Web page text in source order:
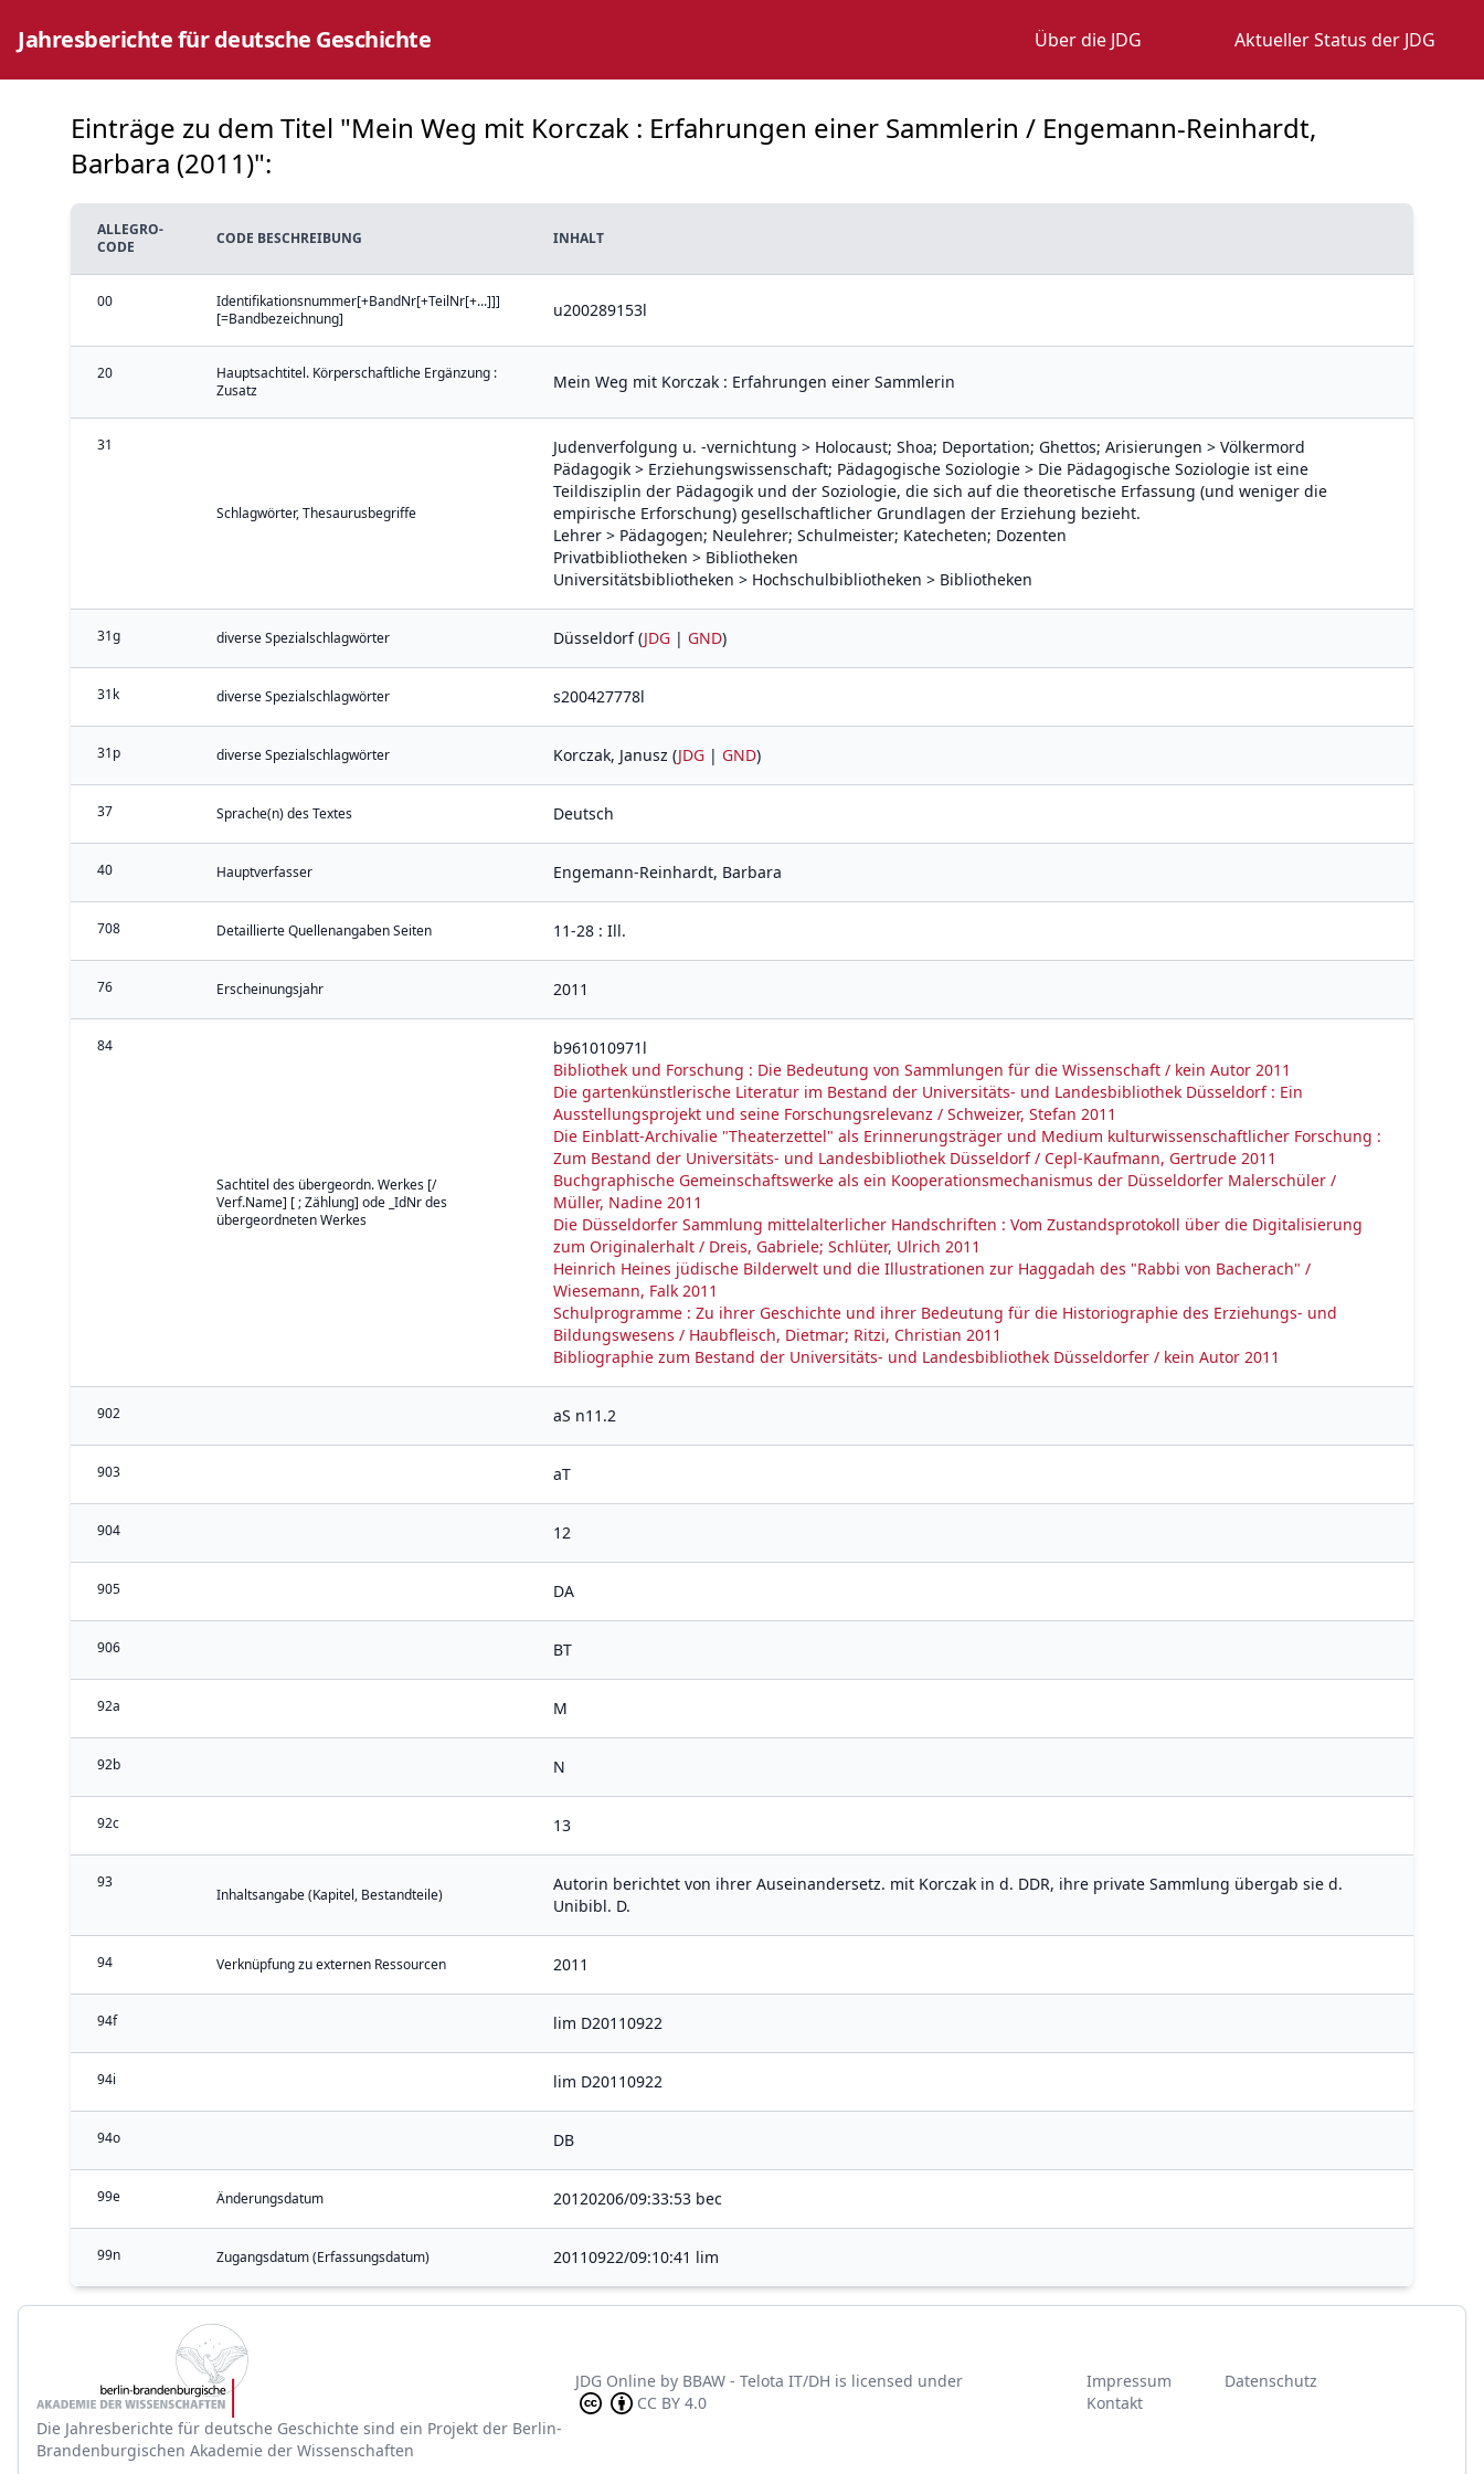
Jahresberichte für deutsche Geschichte Über die JDG Aktueller Status der JDG
Einträge zu dem Titel "Mein Weg mit Korczak : Erfahrungen einer Sammlerin / Engemann-Reinhardt,
Barbara (2011)":
ALLEGRO-
CODE
CODE BESCHREIBUNG INHALT
00
Identifikationsnummer[+BandNr[+TeilNr[+...]]]
[=Bandbezeichnung]
u200289153l
20
Hauptsachtitel. Körperschaftliche Ergänzung :
Zusatz
Mein Weg mit Korczak : Erfahrungen einer Sammlerin
31
Schlagwörter, Thesaurusbegriffe
Judenverfolgung u. -vernichtung > Holocaust; Shoa; Deportation; Ghettos; Arisierungen > Völkermord
Pädagogik > Erziehungswissenschaft; Pädagogische Soziologie > Die Pädagogische Soziologie ist eine
Teildisziplin der Pädagogik und der Soziologie, die sich auf die theoretische Erfassung (und weniger die
empirische Erforschung) gesellschaftlicher Grundlagen der Erziehung bezieht.
Lehrer > Pädagogen; Neulehrer; Schulmeister; Katecheten; Dozenten
Privatbibliotheken > Bibliotheken
Universitätsbibliotheken > Hochschulbibliotheken > Bibliotheken
31g diverse Spezialschlagwörter Düsseldorf (JDG | GND)
31k diverse Spezialschlagwörter s200427778l
31p diverse Spezialschlagwörter Korczak, Janusz (JDG | GND)
37 Sprache(n) des Textes Deutsch
40 Hauptverfasser Engemann-Reinhardt, Barbara
708 Detaillierte Quellenangaben Seiten 11-28 : Ill.
76 Erscheinungsjahr 2011
84
Sachtitel des übergeordn. Werkes [/
Verf.Name] [ ; Zählung] ode _IdNr des
übergeordneten Werkes
b961010971l
Bibliothek und Forschung : Die Bedeutung von Sammlungen für die Wissenschaft / kein Autor 2011
Die gartenkünstlerische Literatur im Bestand der Universitäts- und Landesbibliothek Düsseldorf : Ein
Ausstellungsprojekt und seine Forschungsrelevanz / Schweizer, Stefan 2011
Die Einblatt-Archivalie "Theaterzettel" als Erinnerungsträger und Medium kulturwissenschaftlicher Forschung :
Zum Bestand der Universitäts- und Landesbibliothek Düsseldorf / Cepl-Kaufmann, Gertrude 2011
Buchgraphische Gemeinschaftswerke als ein Kooperationsmechanismus der Düsseldorfer Malerschüler /
Müller, Nadine 2011
Die Düsseldorfer Sammlung mittelalterlicher Handschriften : Vom Zustandsprotokoll über die Digitalisierung
zum Originalerhalt / Dreis, Gabriele; Schlüter, Ulrich 2011
Heinrich Heines jüdische Bilderwelt und die Illustrationen zur Haggadah des "Rabbi von Bacherach" /
Wiesemann, Falk 2011
Schulprogramme : Zu ihrer Geschichte und ihrer Bedeutung für die Historiographie des Erziehungs- und
Bildungswesens / Haubfleisch, Dietmar; Ritzi, Christian 2011
Bibliographie zum Bestand der Universitäts- und Landesbibliothek Düsseldorfer / kein Autor 2011
902 aS n11.2
903 aT
904 12
905 DA
906 BT
92a M
92b N
92c 13
93
Inhaltsangabe (Kapitel, Bestandteile)
Autorin berichtet von ihrer Auseinandersetz. mit Korczak in d. DDR, ihre private Sammlung übergab sie d.
Unibibl. D.
94 Verknüpfung zu externen Ressourcen 2011
94f lim D20110922
94i lim D20110922
94o DB
99e Änderungsdatum 20120206/09:33:53 bec
99n Zugangsdatum (Erfassungsdatum) 20110922/09:10:41 lim
Die Jahresberichte für deutsche Geschichte sind ein Projekt der Berlin-
Brandenburgischen Akademie der Wissenschaften
JDG Onlineby BBAW - Telota IT/DH is licensed under
CC BY 4.0
Impressum
Datenschutz
Kontakt